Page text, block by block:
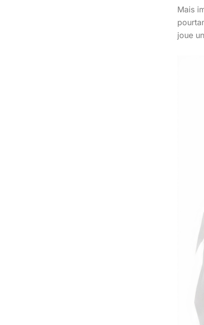
Mais
joue